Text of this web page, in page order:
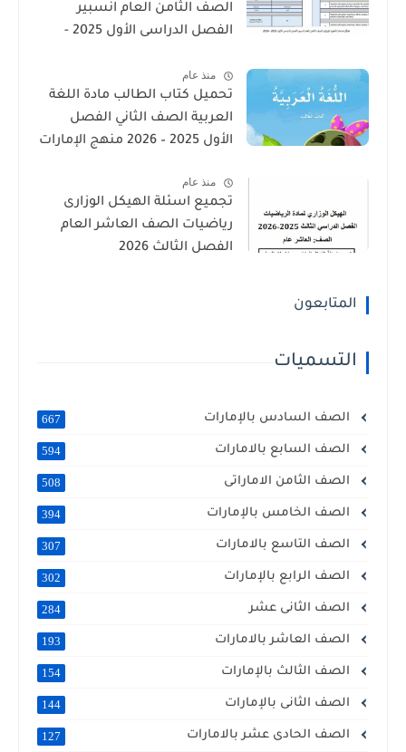
الصف الثامن العام انسبير
الفصل الدراسى الأول 2025 -
منذ عام
تحميل كتاب الطالب مادة اللغة
العربية الصف الثاني الفصل
الأول 2025 – 2026 منهج الإمارات
منذ عام
تجميع اسئلة الهيكل الوزارى
رياضيات الصف العاشر العام
الفصل الثالث 2026
المتابعون
التسميات
الصف السادس بالإمارات 667
الصف السابع بالامارات 594
الصف الثامن الاماراتى 508
الصف الخامس بالإمارات 394
الصف التاسع بالامارات 307
الصف الرابع بالإمارات 302
الصف الثانى عشر 284
الصف العاشر بالامارات 193
الصف الثالث بالإمارات 154
الصف الثانى بالإمارات 144
الصف الحادى عشر بالامارات 127